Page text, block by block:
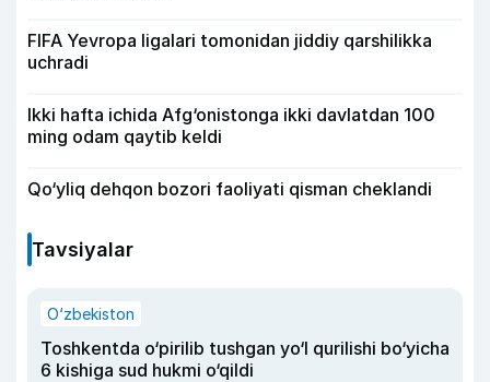
FIFA Yevropa ligalari tomonidan jiddiy qarshilikka
uchradi
Ikki hafta ichida Afg‘onistonga ikki davlatdan 100
ming odam qaytib keldi
Qo‘yliq dehqon bozori faoliyati qisman cheklandi
Tavsiyalar
O‘zbekiston
Toshkentda o‘pirilib tushgan yo‘l qurilishi bo‘yicha
6 kishiga sud hukmi o‘qildi